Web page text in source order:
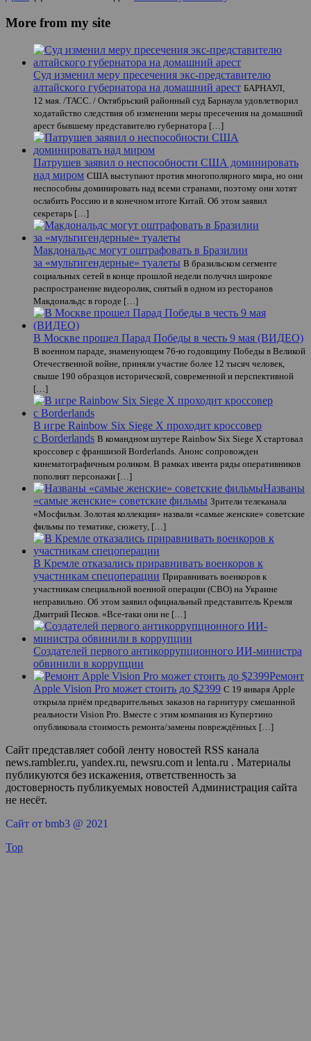
More from my site
Суд изменил меру пресечения экс-представителю
алтайского губернатора на домашний арест БАРНАУЛ,
12 мая. /ТАСС. / Октябрьский районный суд Барнаула удовлетворил
ходатайство следствия об изменении меры пресечения на домашний
арест бывшему представителю губернатора […]
Патрушев заявил о неспособности США доминировать
над миром США выступают против многополярного мира, но они
неспособны доминировать над всеми странами, поэтому они хотят
ослабить Россию и в конечном итоге Китай. Об этом заявил
секретарь […]
Макдональдс могут оштрафовать в Бразилии
за «мультигендерные» туалеты В бразильском сегменте
социальных сетей в конце прошлой недели получил широкое
распространение видеоролик, снятый в одном из ресторанов
Макдональдс в городе […]
В Москве прошел Парад Победы в честь 9 мая (ВИДЕО)
В военном параде, знаменующем 76-ю годовщину Победы в Великой
Отечественной войне, приняли участие более 12 тысяч человек,
свыше 190 образцов исторической, современной и перспективной
[…]
В игре Rainbow Six Siege X проходит кроссовер
с Borderlands В командном шутере Rainbow Six Siege X стартовал
кроссовер с франшизой Borderlands. Анонс сопровожден
кинематографичным роликом. В рамках ивента ряды оперативников
пополнят персонажи […]
Названы
«самые женские» советские фильмы Зрители телеканала
«Мосфильм. Золотая коллекция» назвали «самые женские» советские
фильмы по тематике, сюжету, […]
В Кремле отказались приравнивать военкоров к
участникам спецоперации Приравнивать военкоров к
участникам специальной военной операции (СВО) на Украине
неправильно. Об этом заявил официальный представитель Кремля
Дмитрий Песков. «Все-таки они не […]
Создателей первого антикоррупционного ИИ-министра
обвинили в коррупции
Ремонт
Apple Vision Pro может стоить до $2399 С 19 января Apple
открыла приём предварительных заказов на гарнитуру смешанной
реальности Vision Pro. Вместе с этим компания из Купертино
опубликовала стоимость ремонта/замены повреждённых […]
Сайт представляет собой ленту новостей RSS канала
news.rambler.ru, yandex.ru, newsru.com и lenta.ru . Материалы
публикуются без искажения, ответственность за
достоверность публикуемых новостей Администрация сайта
не несёт.
Сайт от bmb3 @ 2021
Top